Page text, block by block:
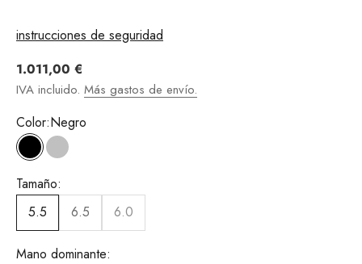
instrucciones de seguridad
Angebot
1.011,00 €
IVA incluido. Más gastos de envío.
Color:Negro
Negroplata
Tamaño:
5.5
6.5 6.0
Mano dominante: